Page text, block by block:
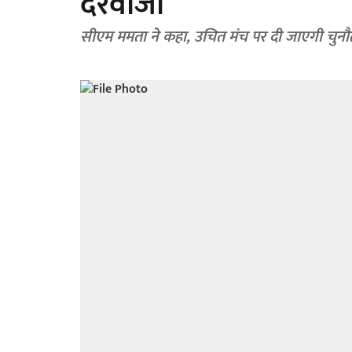
सीएम ममता ने कहा, उचित मंच पर दी जाएगी